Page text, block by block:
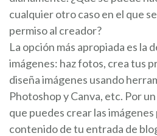
cualquier otro caso en el que
permiso al creador?
La opción más apropiada es la
imágenes: haz fotos, crea tus
diseña imágenes usando
Photoshop y Canva, etc. Por
que puedes crear las
contenido de tu entrada de